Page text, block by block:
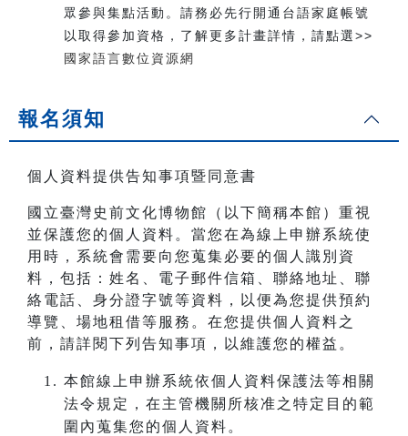
眾參與集點活動。請務必先行開通台語家庭帳號
以取得參加資格，了解更多計畫詳情，請點選>>
國家語言數位資源網
報名須知
個人資料提供告知事項暨同意書
國立臺灣史前文化博物館（以下簡稱本館）重視
並保護您的個人資料。當您在為線上申辦系統使
用時，系統會需要向您蒐集必要的個人識別資
料，包括：姓名、電子郵件信箱、聯絡地址、聯
絡電話、身分證字號等資料，以便為您提供預約
導覽、場地租借等服務。在您提供個人資料之
前，請詳閱下列告知事項，以維護您的權益。
本館線上申辦系統依個人資料保護法等相關
法令規定，在主管機關所核准之特定目的範
圍內蒐集您的個人資料。